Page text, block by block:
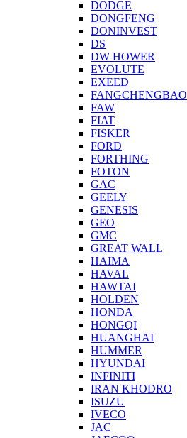
DODGE
DONGFENG
DONINVEST
DS
DW HOWER
EVOLUTE
EXEED
FANGCHENGBAO
FAW
FIAT
FISKER
FORD
FORTHING
FOTON
GAC
GEELY
GENESIS
GEO
GMC
GREAT WALL
HAIMA
HAVAL
HAWTAI
HOLDEN
HONDA
HONGQI
HUANGHAI
HUMMER
HYUNDAI
INFINITI
IRAN KHODRO
ISUZU
IVECO
JAC